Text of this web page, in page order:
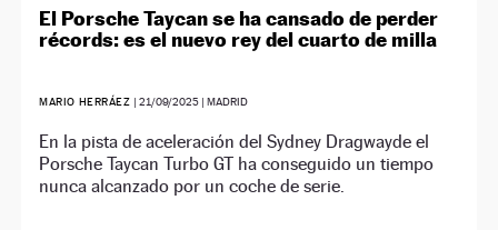
El Porsche Taycan se ha cansado de perder
récords: es el nuevo rey del cuarto de milla
MARIO HERRÁEZ | 21/09/2025| MADRID
En la pista de aceleración del Sydney Dragwayde el
Porsche Taycan Turbo GT ha conseguido un tiempo
nunca alcanzado por un coche de serie.